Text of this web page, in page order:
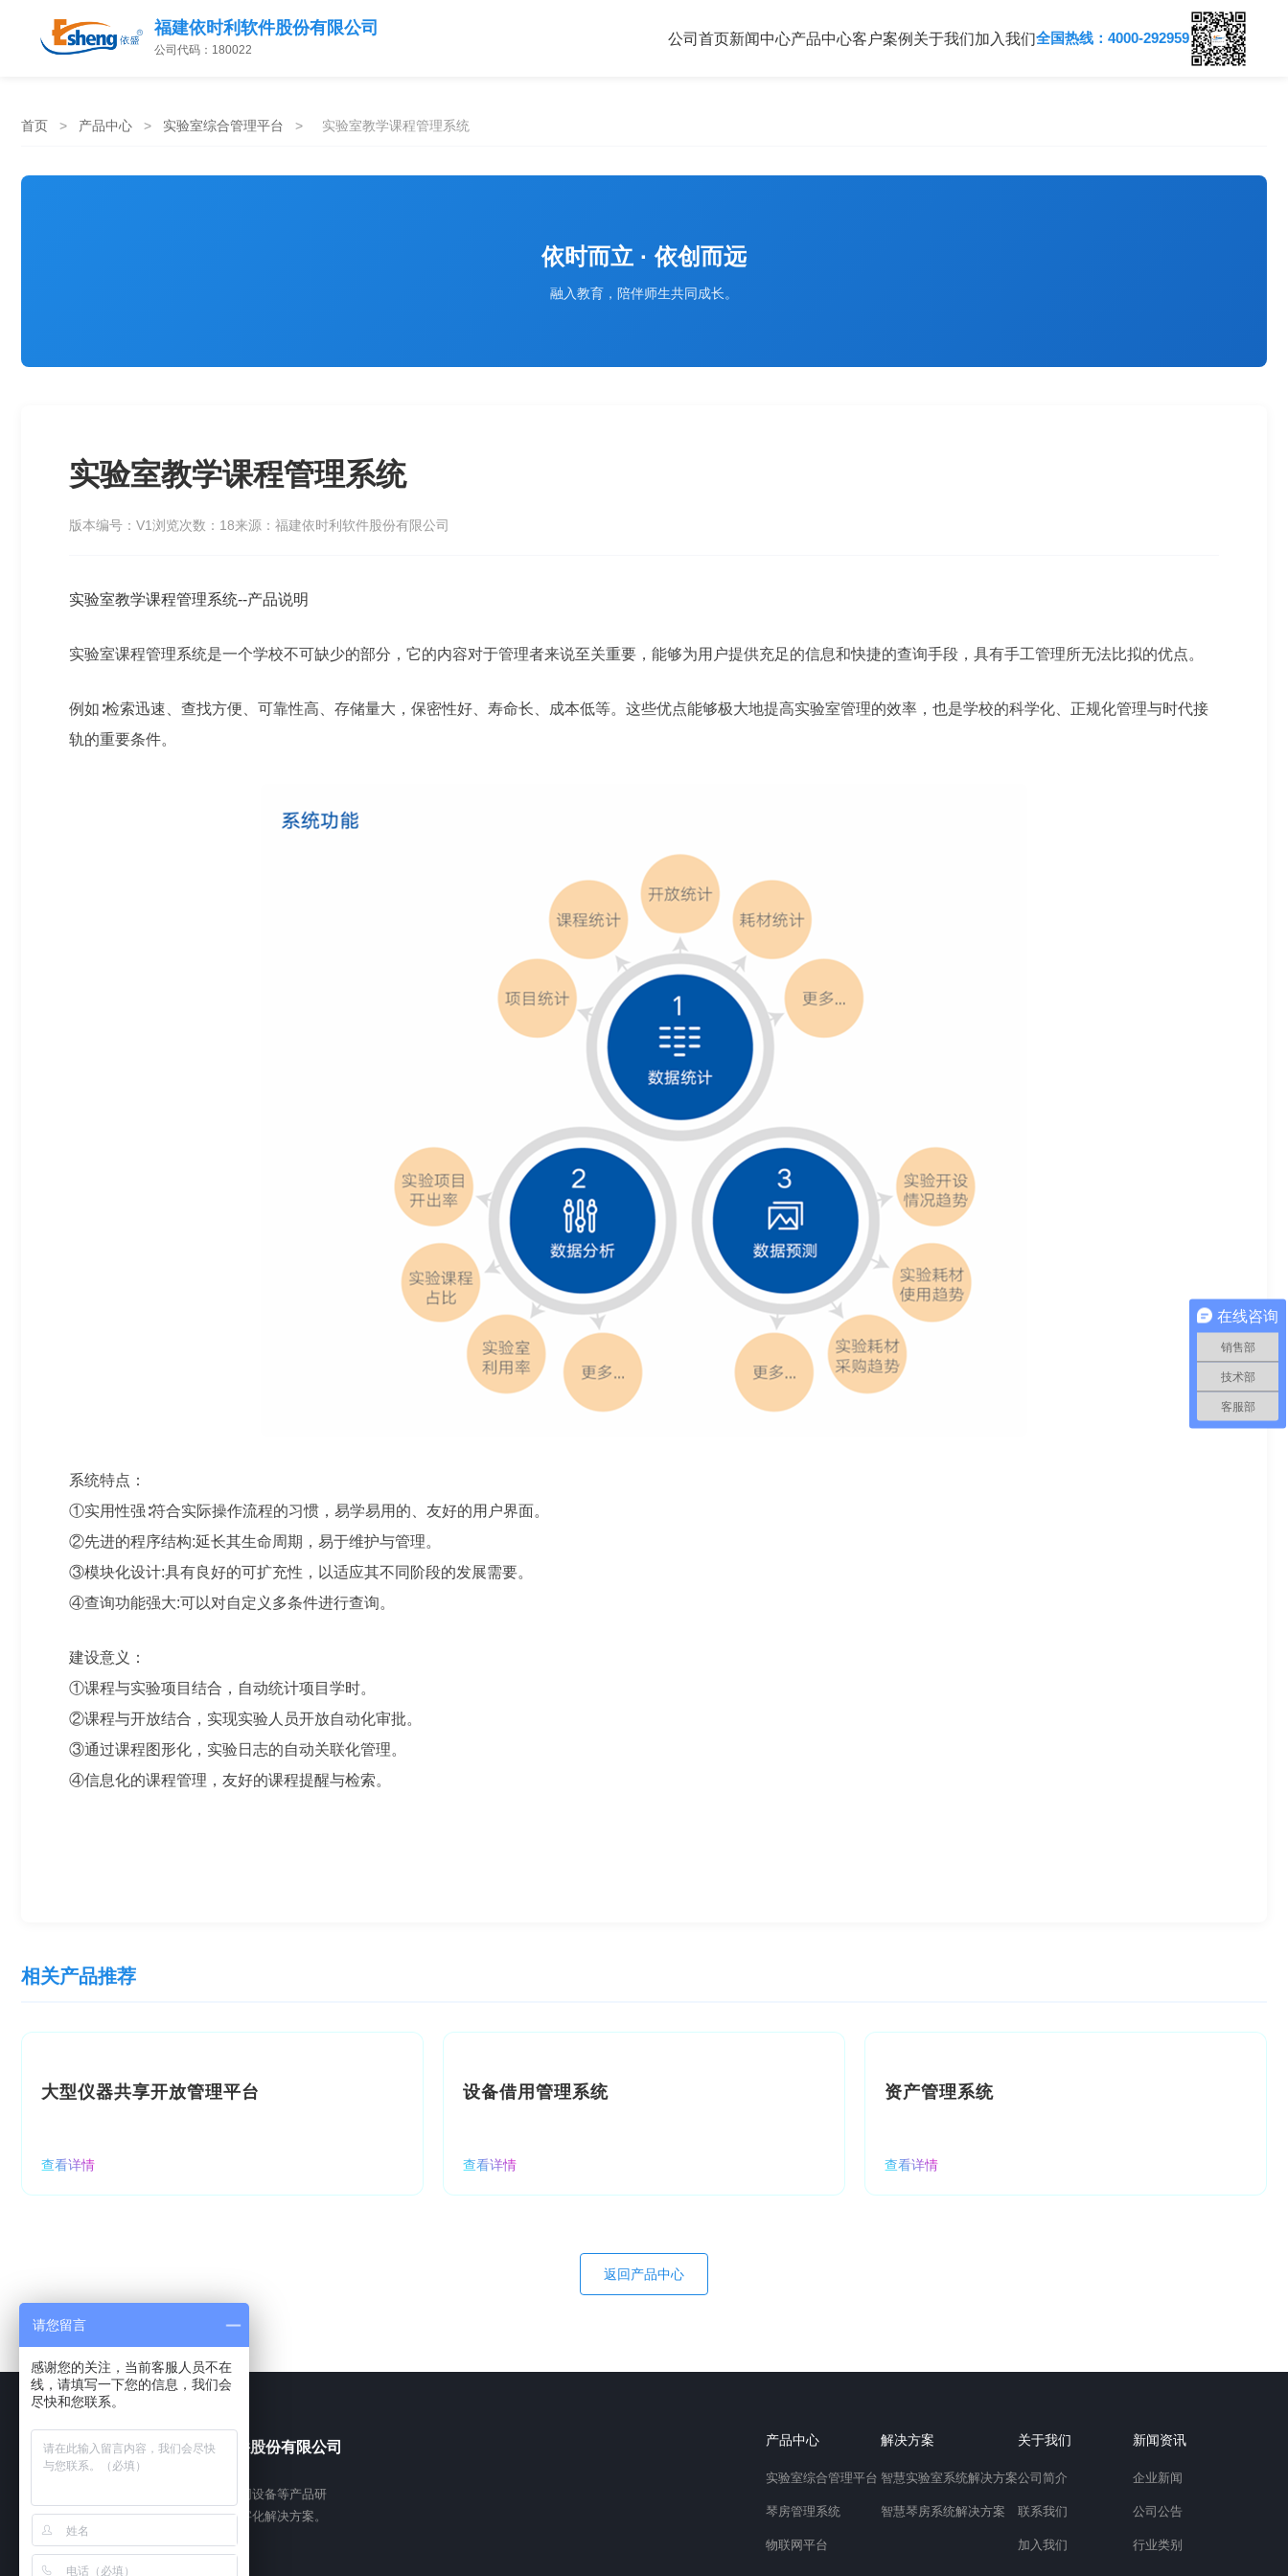
福建依时利软件股份有限公司
公司代码：180022
公司首页新闻中心产品中心客户案例 关于我们加入我们全国热线：4000-292959
首页 > 产品中心 > 实验室综合管理平台 > 实验室教学课程管理系统
依时而立 · 依创而远
融入教育，陪伴师生共同成长。
实验室教学课程管理系统
版本编号：V1浏览次数：18来源：福建依时利软件股份有限公司
实验室教学课程管理系统--产品说明
实验室课程管理系统是一个学校不可缺少的部分，它的内容对于管理者来说至关重要，能够为用户提供充足的信息和快捷的查询手段，具有手工管理所无法比拟的优点。
例如∶检索迅速、查找方便、可靠性高、存储量大，保密性好、寿命长、成本低等。这些优点能够极大地提高实验室管理的效率，也是学校的科学化、正规化管理与时代接
轨的重要条件。
系统特点：
①实用性强∶符合实际操作流程的习惯，易学易用的、友好的用户界面。
②先进的程序结构:延长其生命周期，易于维护与管理。
③模块化设计:具有良好的可扩充性，以适应其不同阶段的发展需要。
④查询功能强大:可以对自定义多条件进行查询。
建设意义：
①课程与实验项目结合，自动统计项目学时。
②课程与开放结合，实现实验人员开放自动化审批。
③通过课程图形化，实验日志的自动关联化管理。
④信息化的课程管理，友好的课程提醒与检索。
相关产品推荐
大型仪器共享开放管理平台
查看详情
设备借用管理系统
查看详情
资产管理系统
查看详情
返回产品中心
福建依时利软件股份有限公司
专注于智慧实验室、智慧琴房、物联网设备等产品研
发与服务，为高校及各类机构提供数字化解决方案。
产品中心
实验室综合管理平台
琴房管理系统
物联网平台
解决方案
智慧实验室系统解决方案
智慧琴房系统解决方案
关于我们
公司简介
联系我们
加入我们
新闻资讯
企业新闻
公司公告
行业类别
在线咨询
销售部
技术部
客服部
请您留言
感谢您的关注，当前客服人员不在
线，请填写一下您的信息，我们会
尽快和您联系。